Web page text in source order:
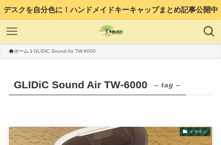
デスクを自分色に！ハンドメイドキーキャップまとめ記事公開中
ホーム GLIDiC Sound Air TW-6000
GLIDiC Sound Air TW-6000 – tag –
イヤホン